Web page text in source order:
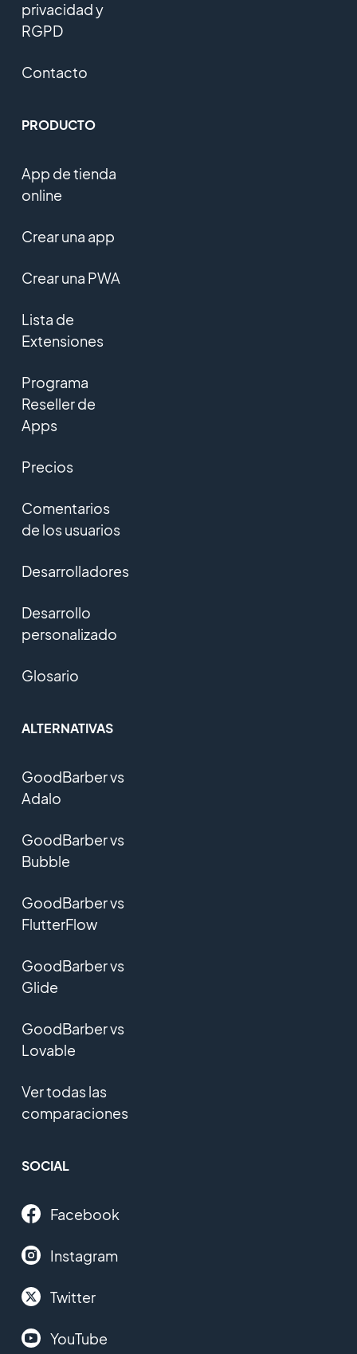
privacidad y
RGPD
Contacto
PRODUCTO
App de tienda
online
Crear una app
Crear una PWA
Lista de
Extensiones
Programa
Reseller de
Apps
Precios
Comentarios
de los usuarios
Desarrolladores
Desarrollo
personalizado
Glosario
ALTERNATIVAS
GoodBarber vs
Adalo
GoodBarber vs
Bubble
GoodBarber vs
FlutterFlow
GoodBarber vs
Glide
GoodBarber vs
Lovable
Ver todas las
comparaciones
SOCIAL
Facebook
Instagram
Twitter
YouTube